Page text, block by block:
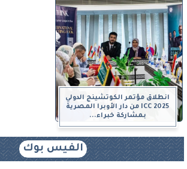
انطلاق مؤتمر الكوتشينج الدولي
ICC 2025 من دار الأوبرا المصرية
بمشاركة خبراء...
الفيس بوك